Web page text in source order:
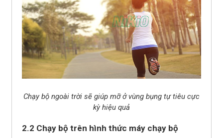
Chạy bộ ngoài trời sẽ giúp mỡ ở vùng bụng tự tiêu cực
kỳ hiệu quả
2.2 Chạy bộ trên hình thức máy chạy bộ